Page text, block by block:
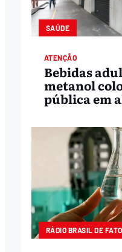
SAÚDE
ATENÇÃO
Bebidas
metanol
pública em
RÁDIO BRASIL DE FATO